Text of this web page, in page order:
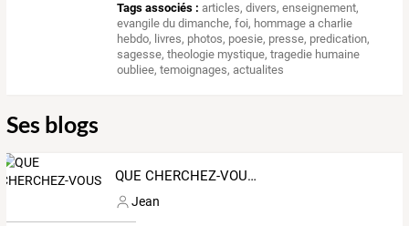
Tags associés : articles,divers,enseignement,
evangile du dimanche,foi, hommage a charlie
hebdo, livres, photos, poesie, presse, predication,
sagesse,theologie mystique,tragedie humaine
oubliee,temoignages,actualites
Ses blogs
QUE CHERCHEZ-VOUS ?
Jean